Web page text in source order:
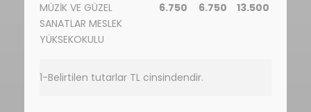
MÜZİK VE GÜZEL
SANATLAR MESLEK
YÜKSEKOKULU
6.750 6.750 13.500
1-Belirtilen tutarlar TL cinsindendir.